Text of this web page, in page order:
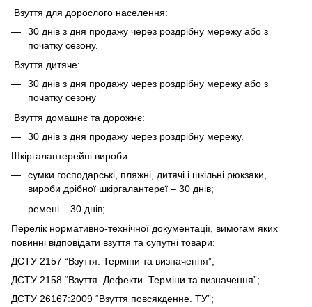
Взуття для дорослого населення:
30 днів з дня продажу через роздрібну мережу або з
початку сезону.
Взуття дитяче:
30 днів з дня продажу через роздрібну мережу або з
початку сезону
Взуття домашнє та дорожнє:
30 днів з дня продажу через роздрібну мережу.
Шкіргалантерейні вироби:
сумки господарські, пляжні, дитячі і шкільні рюкзаки,
вироби дрібної шкіргалантереї – 30 днів;
ремені – 30 днів;
Перелік нормативно-технічної документації, вимогам яких
повинні відповідати взуття та супутні товари:
ДСТУ 2157 “Взуття. Терміни та визначення”;
ДСТУ 2158 “Взуття. Дефекти. Терміни та визначення”;
ДСТУ 26167:2009 “Взуття повсякденне. ТУ”;